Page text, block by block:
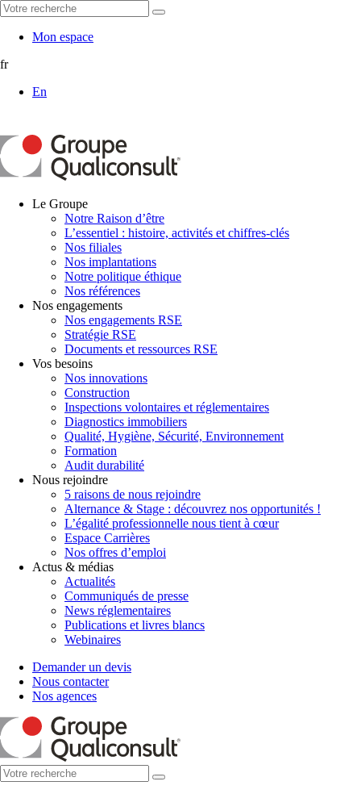
Mon espace
fr
En
Le Groupe
Notre Raison d’être
L’essentiel : histoire, activités et chiffres-clés
Nos filiales
Nos implantations
Notre politique éthique
Nos références
Nos engagements
Nos engagements RSE
Stratégie RSE
Documents et ressources RSE
Vos besoins
Nos innovations
Construction
Inspections volontaires et réglementaires
Diagnostics immobiliers
Qualité, Hygiène, Sécurité, Environnement
Formation
Audit durabilité
Nous rejoindre
5 raisons de nous rejoindre
Alternance & Stage : découvrez nos opportunités !
L’égalité professionnelle nous tient à cœur
Espace Carrières
Nos offres d’emploi
Actus & médias
Actualités
Communiqués de presse
News réglementaires
Publications et livres blancs
Webinaires
Demander un devis
Nous contacter
Nos agences